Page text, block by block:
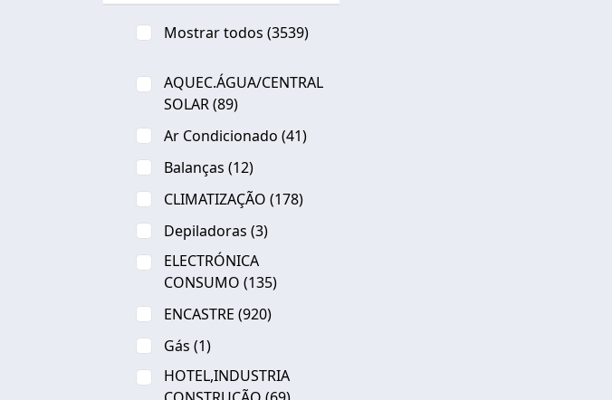
Mostrar todos (3539)
AQUEC.ÁGUA/CENTRAL
SOLAR(89)
Ar Condicionado (41)
Balanças (12)
CLIMATIZAÇÃO (178)
Depiladoras (3)
ELECTRÓNICA
CONSUMO (135)
ENCASTRE (920)
Gás (1)
HOTEL,INDUSTRIA